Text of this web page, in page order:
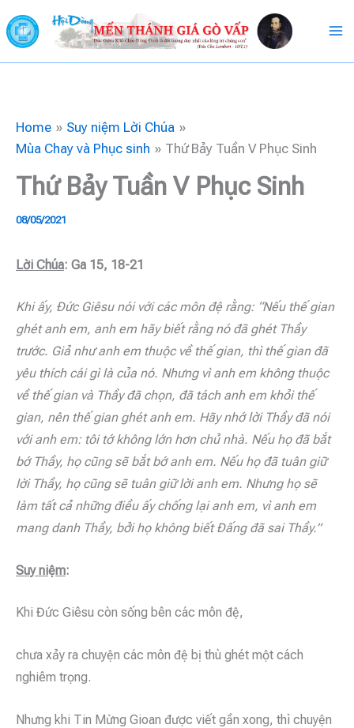
to
content
Home
Suy niệm Lời Chúa
Mùa Chay và Phục sinh
Thứ Bảy Tuần V Phục Sinh
Thứ Bảy Tuần V Phục Sinh
08/05/2021
Lời Chúa: Ga 15, 18-21
Khi ấy, Đức Giêsu nói với các môn đệ rằng: “Nếu thế gian
ghét anh em, anh em hãy biết rằng nó đã ghét Thầy
trước. Giả như anh em thuộc về thế gian, thì thế gian đã
yêu thích cái gì là của nó. Nhưng vì anh em không thuộc
về thế gian và Thầy đã chọn, đã tách anh em khỏi thế
gian, nên thế gian ghét anh em. Hãy nhớ lời Thầy đã nói
với anh em: tôi tớ không lớn hơn chủ nhà. Nếu họ đã bắt
bớ Thầy, họ cũng sẽ bắt bớ anh em. Nếu họ đã tuân giữ
lời Thầy, họ cũng sẽ tuân giữ lời anh em. Nhưng họ sẽ
làm tất cả những điều ấy chống lại anh em, vì anh em
mang danh Thầy, bởi họ không biết Đấng đã sai Thầy.”
Suy niệm:
Khi Đức Giêsu còn sống bên các môn đệ,
chưa xảy ra chuyện các môn đệ bị thù ghét một cách
nghiêm trọng.
Nhưng khi Tin Mừng Gioan được viết gần xong, thì chuyện